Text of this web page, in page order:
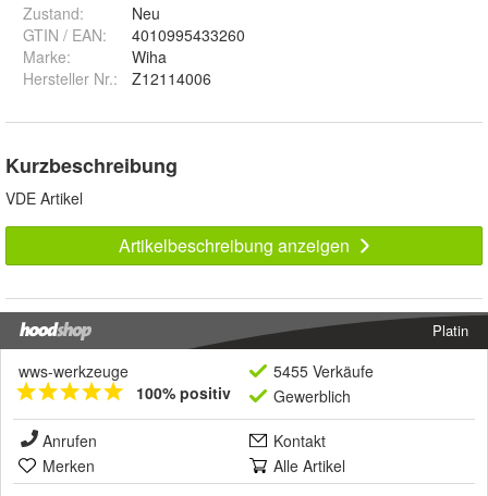
Zustand:
Neu
GTIN / EAN:
4010995433260
Marke:
Wiha
Hersteller Nr.:
Z12114006
Kurzbeschreibung
VDE Artikel
Artikelbeschreibung anzeigen
Platin
wws-werkzeuge
100% positiv
5455 Verkäufe
Gewerblich
Anrufen
Kontakt
Merken
Alle Artikel